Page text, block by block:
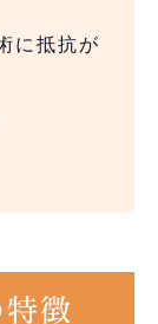
に抵抗が
徴